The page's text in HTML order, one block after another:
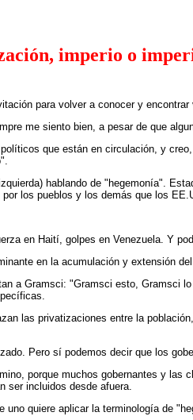
imperio o
para volver a conocer y
me siento bien, a pesar de que
que están en circulación, y
hablando de "hegemonía".
los pueblos y los demás que los
en Haití, golpes en Venezuela. Y
en la acumulación y extensión del
a Gramsci: "Gramsci esto,
las privatizaciones entre la
Pero sí podemos decir que los
porque muchos gobernantes y
ser incluidos desde afuera.
quiere aplicar la terminología de